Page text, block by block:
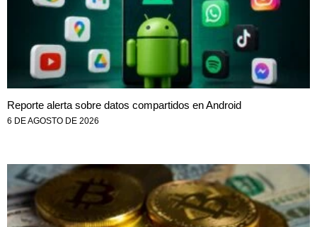
Reporte alerta sobre datos compartidos en Android
6 DE AGOSTO DE 2026